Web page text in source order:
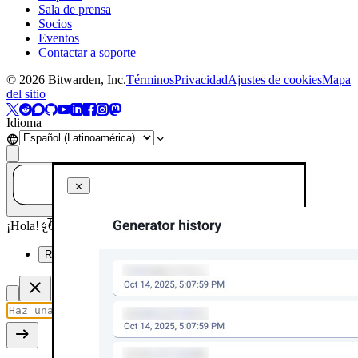
Sala de prensa
Socios
Eventos
Contactar a soporte
© 2026 Bitwarden, Inc.TérminosPrivacidadAjustes de cookiesMapa
del sitio
Idioma
¿Tienes una pregunta? ¡Pregúntale a la IA!
¡Hola! ¿Cómo puedo ayudarte hoy?
Resume esta página